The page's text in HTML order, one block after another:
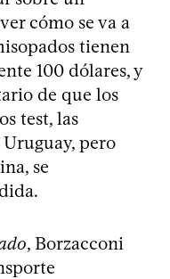
cómo se va a
tienen
100 dólares, y
de que los
test, las
pero
se
, Borzacconi